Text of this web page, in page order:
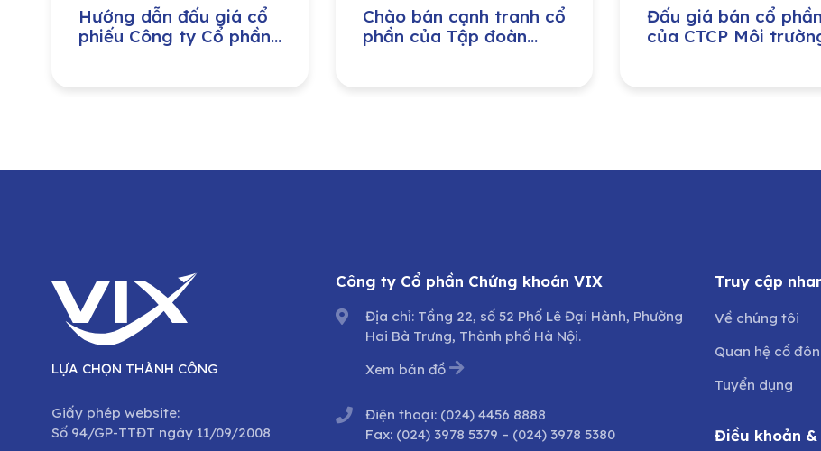
Hướng dẫn đấu giá cổ
phiếu Công ty Cổ phần
Chào bán cạnh tranh cổ
phần của Tập đoàn
cổ phần (PVMR)
Đấu giá bán cổ phần
của CTCP Môi
LỰA CHỌN THÀNH CÔNG
Giấy phép website:
Số 94/GP-TTĐT ngày 11/09/2008
Công ty Cổ phần Chứng khoán VIX
Địa chỉ: Tầng 22, số 52 Phố Lê Đại Hành, Phường
Hai Bà Trưng, Thành phố Hà Nội.
Xem bản đồ
Điện thoại: (024) 4456 8888
Fax: (024) 3978 5379 – (024) 3978 5380
Truy cập
Về chúng tôi
Quan hệ cổ
Tuyển dụng
Điều khoản &